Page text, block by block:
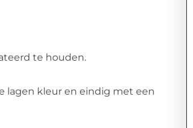
te houden.
lagen kleur en eindig met een